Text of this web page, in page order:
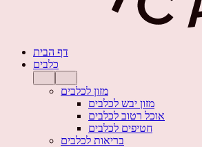
דף הבית
כלבים
מזון לכלבים
מזון יבש לכלבים
אוכל רטוב לכלבים
חטיפים לכלבים
בריאות לכלבים